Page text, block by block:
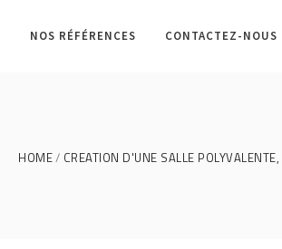
NOS RÉFÉRENCES CONTACTEZ-NOUS
HOME CREATION D'UNE SALLE